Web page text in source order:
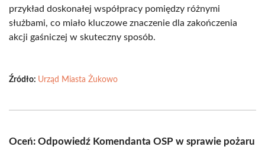
przykład doskonałej współpracy pomiędzy różnymi
służbami, co miało kluczowe znaczenie dla zakończenia
akcji gaśniczej w skuteczny sposób.
Źródło: Urząd Miasta Żukowo
Oceń: Odpowiedź Komendanta OSP w sprawie pożaru